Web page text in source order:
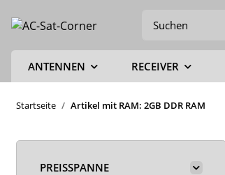
ANTENNEN RECEIVER
Startseite Artikel mit RAM: 2GB DDR RAM
PREISSPANNE